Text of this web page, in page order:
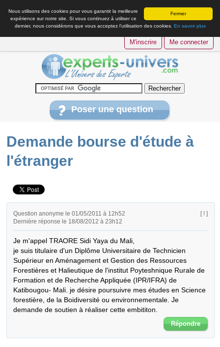
Fermer
Nous utilisons des cookies pour vous garantir la meilleure
expérience sur notre site. Si vous continuez à utiliser ce
dernier, nous considérons que vous acceptez l’utilisation des cookies. En savoir plus
M'inscrire Me connecter
Poser une question
Demande bourse d'étude à
l'étranger
Question anonyme le 01/05/2011 à 12h52
Dernière réponse le 18/08/2012 à 23h12
[ ! ]
Je m'appel TRAORE Sidi Yaya du Mali,
je suis titulaire d'un Diplôme Universitaire de Technicien
Supérieur en Aménagement et Gestion des Ressources
Forestières et Halieutique de l'institut Poyteshnique Rurale de
Formation et de Recherche Appliquée (IPR/IFRA) de
Katibougou- Mali. je désire poursuivre mes études en Science
forestière, de la Boidiversité ou environnementale. Je
demande de soutien à réaliser cette embititon.
Répondre